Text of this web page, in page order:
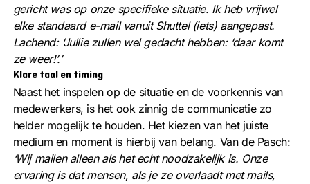
gericht was op onze specifieke situatie. Ik heb vrijwel
elke standaard e-mail vanuit Shuttel (iets) aangepast.
Lachend: ‘Jullie zullen wel gedacht hebben: ‘daar komt
ze weer!’.’
Klare taal en timing
Naast het inspelen op de situatie en de voorkennis van
medewerkers, is het ook zinnig de communicatie zo
helder mogelijk te houden. Het kiezen van het juiste
medium en moment is hierbij van belang. Van de Pasch:
‘Wij mailen alleen als het echt noodzakelijk is. Onze
ervaring is dat mensen, als je ze overlaadt met mails,